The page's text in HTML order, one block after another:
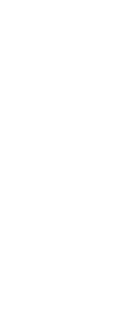
e Difesa
e macchinari industriali